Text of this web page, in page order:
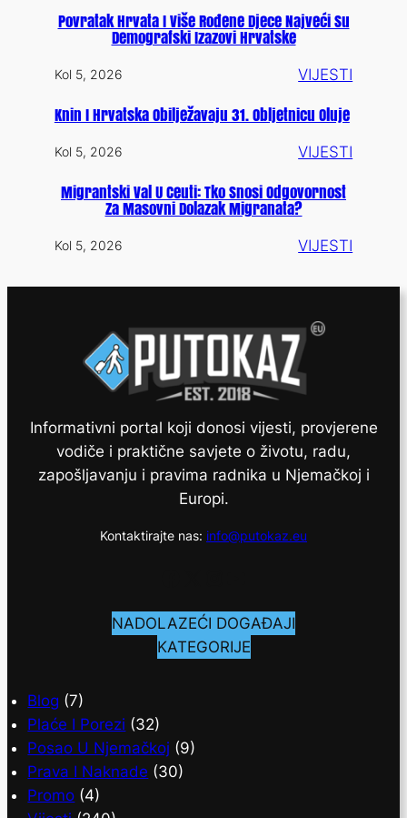
Povratak Hrvata I Više Rođene Djece Najveći Su
Demografski Izazovi Hrvatske
Kol 5, 2026 VIJESTI
Knin I Hrvatska Obilježavaju 31. Obljetnicu Oluje
Kol 5, 2026 VIJESTI
Migrantski Val U Ceuti: Tko Snosi Odgovornost
Za Masovni Dolazak Migranata?
Kol 5, 2026 VIJESTI
Informativni portal koji donosi vijesti, provjerene
vodiče i praktične savjete o životu, radu,
zapošljavanju i pravima radnika u Njemačkoj i
Europi.
Kontaktirajte nas: info@putokaz.eu
NADOLAZEĆI DOGAĐAJI
KATEGORIJE
Blog (7)
Plaće I Porezi (32)
Posao U Njemačkoj (9)
Prava I Naknade (30)
Promo (4)